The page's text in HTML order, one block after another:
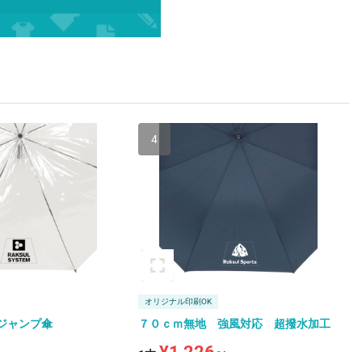
ャンプ傘
4
オリジナル印刷OK
７０ｃｍ無地 強風対応 超撥水加工